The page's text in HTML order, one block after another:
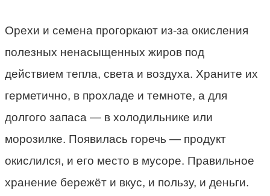
Орехи и семена прогоркают из-за окисления
полезных ненасыщенных жиров под
действием тепла, света и воздуха. Храните их
герметично, в прохладе и темноте, а для
долгого запаса — в холодильнике или
морозилке. Появилась горечь — продукт
окислился, и его место в мусоре. Правильное
хранение бережёт и вкус, и пользу, и деньги.